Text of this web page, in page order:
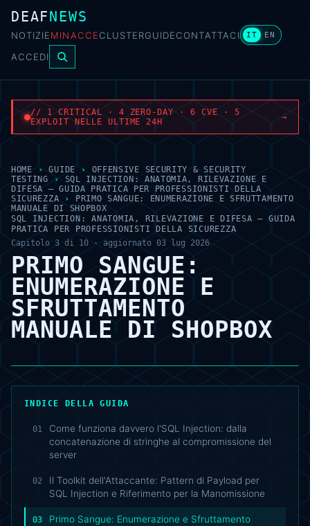
DEAFNEWS
NOTIZIEMINACCECLUSTERGUIDECONTATTACI IT EN
ACCEDI
// 1 CRITICAL · 4 ZERO-DAY · 6 CVE · 5
EXPLOIT NELLE ULTIME 24H
→
HOME › GUIDE › OFFENSIVE SECURITY & SECURITY
TESTING
›
SQL INJECTION: ANATOMIA, RILEVAZIONE E
DIFESA — GUIDA PRATICA PER PROFESSIONISTI DELLA
SICUREZZA
›
PRIMO SANGUE: ENUMERAZIONE E SFRUTTAMENTO
MANUALE DI SHOPBOX
SQL INJECTION: ANATOMIA, RILEVAZIONE E DIFESA — GUIDA
PRATICA PER PROFESSIONISTI DELLA SICUREZZA
Capitolo 3 di 10 · aggiornato 03 lug 2026
PRIMO SANGUE:
ENUMERAZIONE E
SFRUTTAMENTO
MANUALE DI SHOPBOX
INDICE DELLA GUIDA
01
Come funziona davvero l'SQL Injection: dalla
concatenazione di stringhe al compromissione del
server
02
Il Toolkit dell'Attaccante: Pattern di Payload per
SQL Injection e Riferimento per la Manomissione
03
Primo Sangue: Enumerazione e Sfruttamento